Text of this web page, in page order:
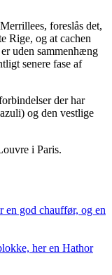
foreslås det,
Rige, og at cachen
uden sammenhæng
senere fase af
der har
og den vestlige
i Paris.
god chauffør, og en
her en Hathor